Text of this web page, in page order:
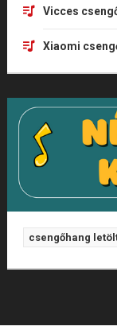
Vicces
Xiaomi
csengőhang